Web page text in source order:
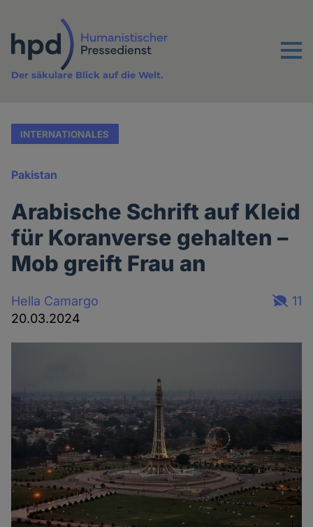
Inhalt
Menu
Der säkulare Blick auf die Welt.
INTERNATIONALES
Pakistan
Arabische Schrift auf Kleid
für Koranverse gehalten –
Mob greift Frau an
Hella Camargo
20.03.2024
11